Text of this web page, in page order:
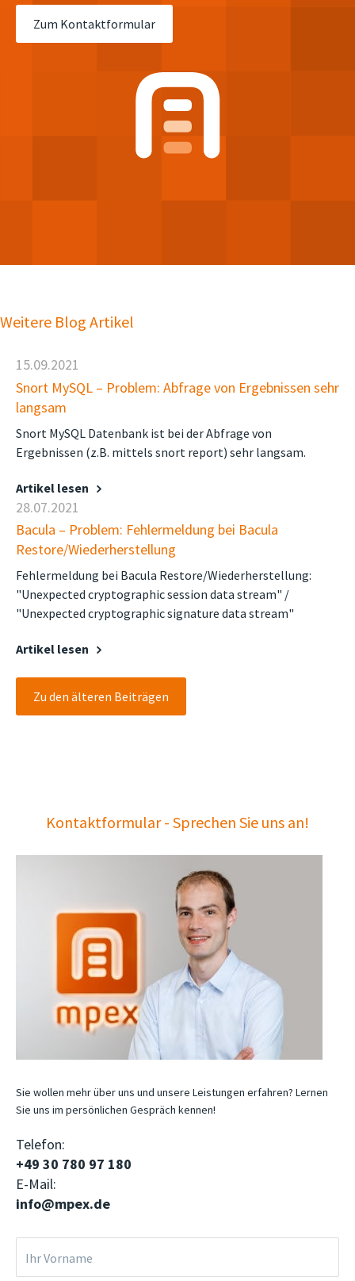
Zum Kontaktformular
Weitere Blog Artikel
15.09.2021
Snort MySQL – Problem: Abfrage von Ergebnissen sehr
langsam
Snort MySQL Datenbank ist bei der Abfrage von
Ergebnissen (z.B. mittels snort report) sehr langsam.
Artikel lesen
28.07.2021
Bacula – Problem: Fehlermeldung bei Bacula
Restore/Wiederherstellung
Fehlermeldung bei Bacula Restore/Wiederherstellung:
"Unexpected cryptographic session data stream" /
"Unexpected cryptographic signature data stream"
Artikel lesen
Zu den älteren Beiträgen
Kontaktformular - Sprechen Sie uns an!
Sie wollen mehr über uns und unsere Leistungen erfahren? Lernen
Sie uns im persönlichen Gespräch kennen!
Telefon:
+49 30 780 97 180
E-Mail:
info@mpex.de
Ihr Vorname